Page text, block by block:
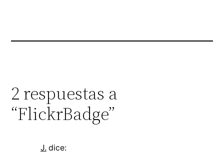
2 respuestas a
“FlickrBadge”
J. dice: